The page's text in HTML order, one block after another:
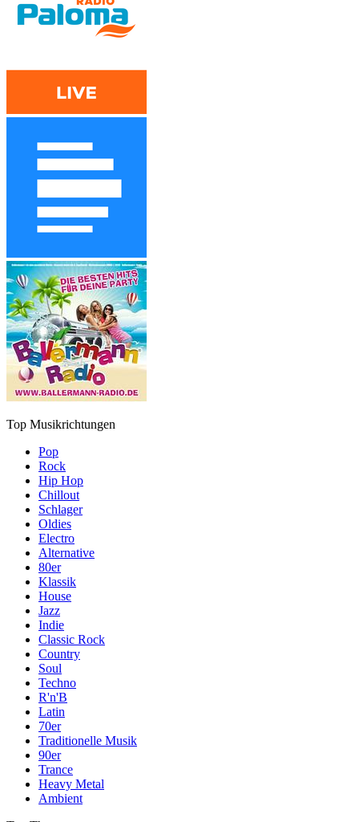
Top Musikrichtungen
Pop
Rock
Hip Hop
Chillout
Schlager
Oldies
Electro
Alternative
80er
Klassik
House
Jazz
Indie
Classic Rock
Country
Soul
Techno
R'n'B
Latin
70er
Traditionelle Musik
90er
Trance
Heavy Metal
Ambient